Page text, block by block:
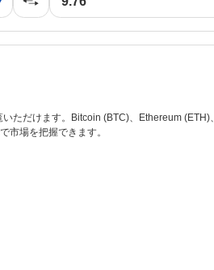
ただけます。Bitcoin (BTC)、Ethereum
市場を把握できます。